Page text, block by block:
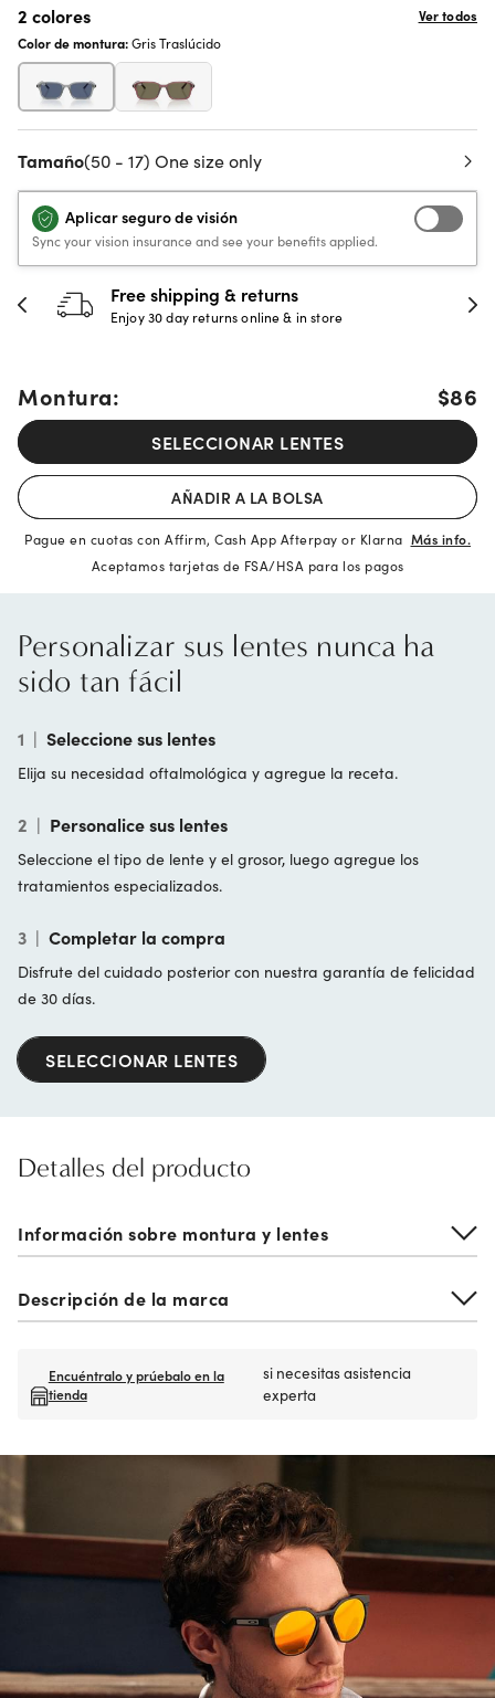
2 colores
Ver todos
Color de montura:Gris Traslúcido
Tamaño(50 - 17) One size only
Aplicar seguro de visión
Sync your vision insurance and see your benefits applied.
30-day happiness guarantee
Full refund or replacement within 30 days
Montura: $86
SELECCIONAR LENTES
AÑADIR A LA BOLSA
Pague en cuotas con Affirm, Cash App Afterpay or Klarna Más info.
Aceptamos tarjetas de FSA/HSA para los pagos
Personalizar sus lentes nunca ha
sido tan fácil
1 | Seleccione sus lentes
Elija su necesidad oftalmológica y agregue la receta.
2 | Personalice sus lentes
Seleccione el tipo de lente y el grosor, luego agregue los
tratamientos especializados.
3 | Completar la compra
Disfrute del cuidado posterior con nuestra garantía de felicidad
de 30 días.
SELECCIONAR LENTES
Detalles del producto
Información sobre montura y lentes
Descripción de la marca
Encuéntralo y prúebalo en la
tienda
si necesitas asistencia
experta